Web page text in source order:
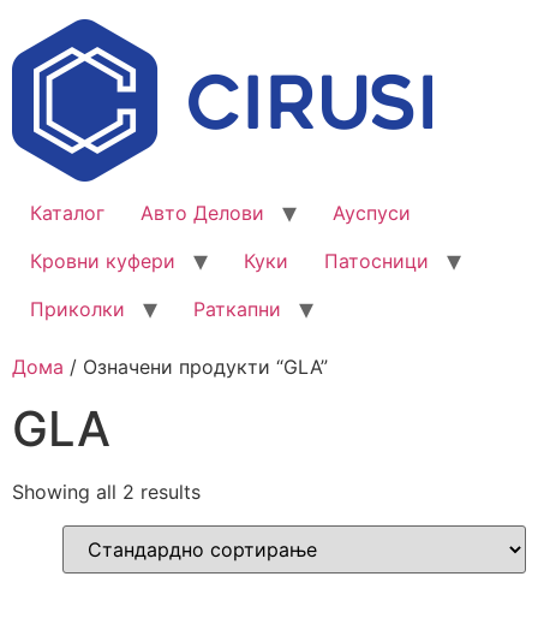
Каталог Авто Делови
Ауспуси
Кровни куфери
Куки
Патосници
Приколки
Раткапни
Дома / Означени продукти “GLA”
GLA
Showing all 2 results